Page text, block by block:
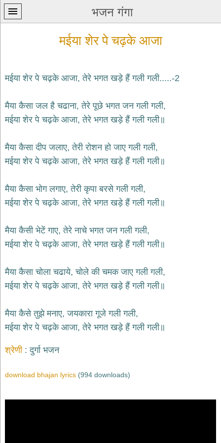
भजन गंगा
पन्ना
home
भजन
krishna
bhajans
भजन
bhajans
भजन
hanuman
bhajans
भजन
sai
bhajans
भजन
jain
bhajans
दुर्गा
bhajans
भजन
मईया शेर पे चढ़के आजा
मईया शेर पे चढ़के आजा, तेरे भगत खड़े हैं गली गली.....-2
मैया कैसा जल है चढाना, तेरे पूछे भगत जन गली गली,
मईया शेर पे चढ़के आजा, तेरे भगत खड़े हैं गली गली॥
मैया कैसा दीप जलाए, तेरी रोशन हो जाए गली गली,
मईया शेर पे चढ़के आजा, तेरे भगत खड़े हैं गली गली॥
मैया कैसा भोग लगाए, तेरी कृपा बरसे गली गली,
मईया शेर पे चढ़के आजा, तेरे भगत खड़े हैं गली गली॥
मैया कैसी भेटें गाए, तेरे नाचे भगत जन गली गली,
मईया शेर पे चढ़के आजा, तेरे भगत खड़े हैं गली गली॥
मैया कैसा चोला चढाये, चोले की चमक जाए गली गली,
मईया शेर पे चढ़के आजा, तेरे भगत खड़े हैं गली गली॥
मैया कैसे तुझे मनाए, जयकारा गूजे गली गली,
मईया शेर पे चढ़के आजा, तेरे भगत खड़े हैं गली गली॥
श्रेणी दुर्गा भजन
download bhajan lyrics (994 downloads)